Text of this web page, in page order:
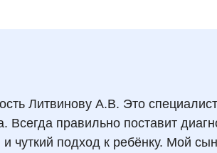
Литвинову А.В. Это
правильно поставит
чуткий подход к ребёнку. Мой